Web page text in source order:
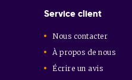
Service client
Nous contacter
À propos de nous
Écrire un avis